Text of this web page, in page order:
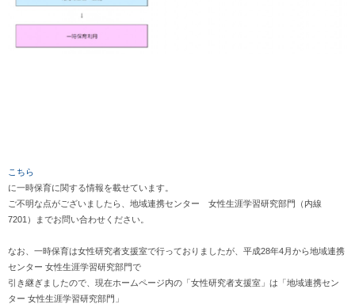
こちら
に一時保育に関する情報を載せています。
ご不明な点がございましたら、地域連携センター 女性生涯学習研究部門（内線
7201）までお問い合わせください。
なお、一時保育は女性研究者支援室で行っておりましたが、平成28年4月から地域連携
センター 女性生涯学習研究部門で
引き継ぎましたので、現在ホームページ内の「女性研究者支援室」は「地域連携セン
ター 女性生涯学習研究部門」